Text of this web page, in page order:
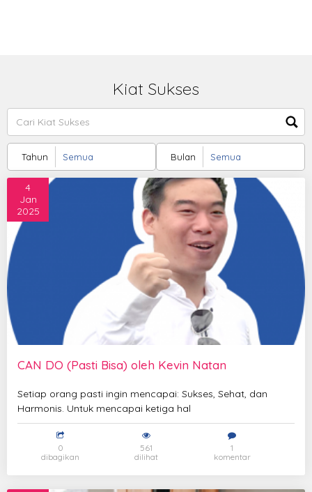
Kiat Sukses
Bulan
Tahun
CAN DO (Pasti Bisa) oleh Kevin Natan
4
Jan
2025
Setiap orang pasti ingin mencapai: Sukses, Sehat, dan
Harmonis. Untuk mencapai ketiga hal
0
dibagikan
561
dilihat
1
komentar